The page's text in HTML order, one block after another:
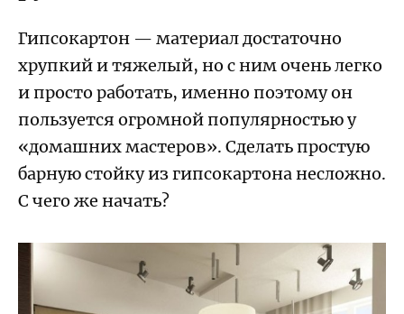
Гипсокартон — материал достаточно
хрупкий и тяжелый, но с ним очень легко
и просто работать, именно поэтому он
пользуется огромной популярностью у
«домашних мастеров». Сделать простую
барную стойку из гипсокартона несложно.
С чего же начать?